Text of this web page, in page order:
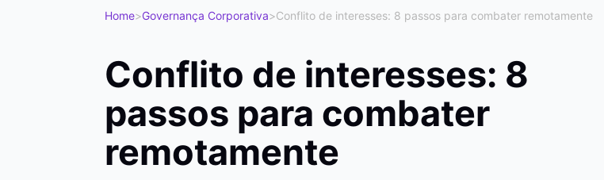
Home>Governança Corporativa>Conflito de interesses: 8 passos para combater remotamente
Conflito de interesses: 8
passos para combater
remotamente